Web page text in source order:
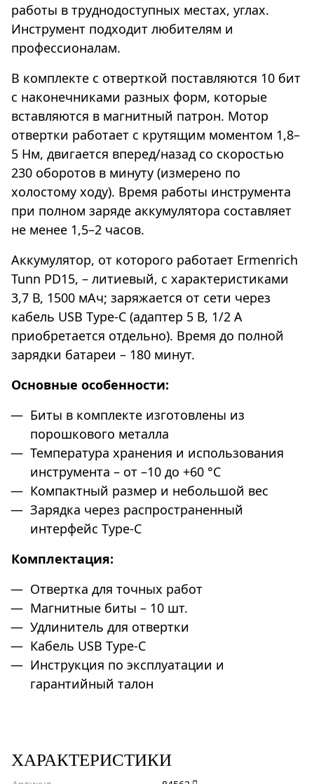
работы в труднодоступных местах, углах.
Инструмент подходит любителям и
профессионалам.
В комплекте с отверткой поставляются 10 бит
с наконечниками разных форм, которые
вставляются в магнитный патрон. Мотор
отвертки работает с крутящим моментом 1,8–
5 Нм, двигается вперед/назад со скоростью
230 оборотов в минуту (измерено по
холостому ходу). Время работы инструмента
при полном заряде аккумулятора составляет
не менее 1,5–2 часов.
Аккумулятор, от которого работает Ermenrich
Tunn PD15, – литиевый, с характеристиками
3,7 В, 1500 мАч; заряжается от сети через
кабель USB Type-C (адаптер 5 В, 1/2 А
приобретается отдельно). Время до полной
зарядки батареи – 180 минут.
Основные особенности:
Биты в комплекте изготовлены из
порошкового металла
Температура хранения и использования
инструмента – от –10 до +60 °С
Компактный размер и небольшой вес
Зарядка через распространенный
интерфейс Type-C
Комплектация:
Отвертка для точных работ
Магнитные биты – 10 шт.
Удлинитель для отвертки
Кабель USB Type-C
Инструкция по эксплуатации и
гарантийный талон
ХАРАКТЕРИСТИКИ